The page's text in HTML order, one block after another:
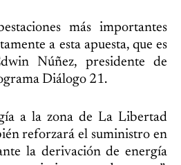
más importantes
a esta apuesta, que es
Núñez, presidente de
Diálogo 21.
a la zona de La Libertad
reforzará el suministro en
la derivación de energía